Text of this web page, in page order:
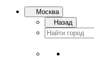
Москва
Назад